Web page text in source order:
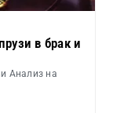
в брак и
Анализ на